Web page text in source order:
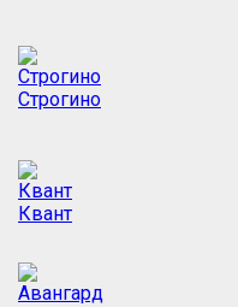
Строгино
Квант